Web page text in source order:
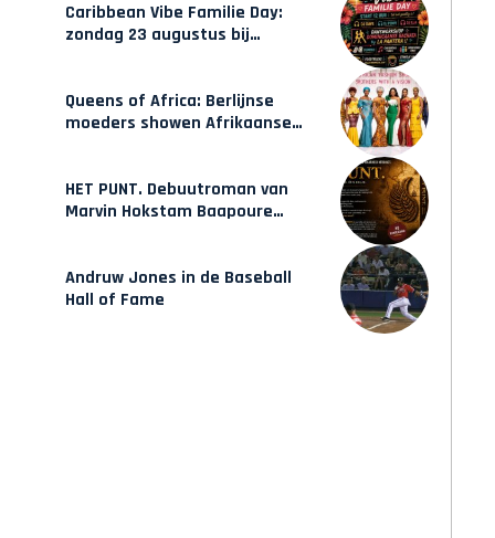
Caribbean Vibe Familie Day:
zondag 23 augustus bij
Queens of Africa: Berlijnse
moeders showen Afrikaanse
HET PUNT. Debuutroman van
Marvin Hokstam Baapoure
Andruw Jones in de Baseball
Hall of Fame